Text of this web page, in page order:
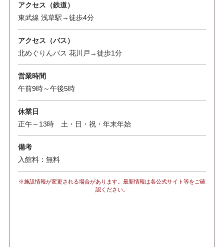
アクセス（鉄道）
東武線 浅草駅→徒歩4分
アクセス（バス）
北めぐりんバス 花川戸→徒歩1分
営業時間
午前9時～午後5時
休業日
正午～13時 土・日・祝・年末年始
備考
入館料：無料
※施設情報が変更される場合があります。最新情報は各公式サイト等をご確
認ください。